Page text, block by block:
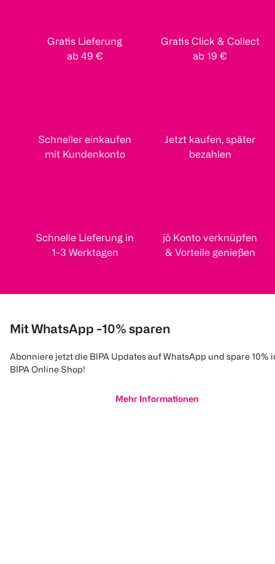
Gratis Lieferung
ab 49 €
Gratis Click & Collect
ab 19 €
Schneller einkaufen
mit Kundenkonto
Jetzt kaufen, später
bezahlen
Schnelle Lieferung in
1-3 Werktagen
jö Konto verknüpfen
& Vorteile genießen
Mit WhatsApp -10% sparen
Abonniere jetzt die BIPA Updates auf WhatsApp und spare 10%
BIPA Online Shop!
Mehr Informationen